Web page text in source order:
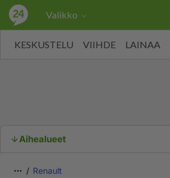
Valikko
KESKUSTELU VIIHDE LAINAA
Aihealueet
Renault